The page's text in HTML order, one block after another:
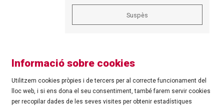
Suspès
Informació sobre cookies
Utilitzem cookies pròpies i de tercers per al correcte funcionament del
lloc web, i si ens dona el seu consentiment, també farem servir cookies
per recopilar dades de les seves visites per obtenir estadístiques